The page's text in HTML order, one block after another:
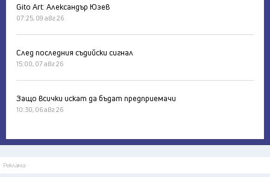
Gito Art: Александър Юзев
07:25, 09 авг 26
След последния съдийски сигнал
15:00, 07 авг 26
Защо всички искат да бъдат предприемачи
10:30, 06 авг 26
Реклама